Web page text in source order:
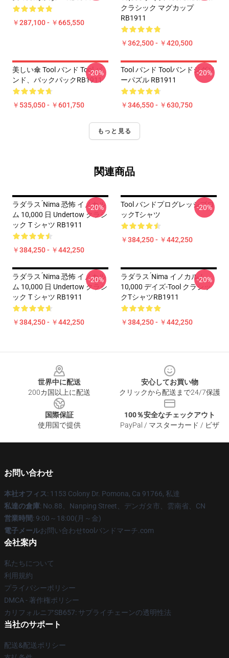
￥287,100 - ￥665,550
クラシック マグカップ
RB1911
￥362,500 - ￥420,500
美しい傘 Tool バンド Tool バ
ンド、バックパックRB1911
￥535,050 - ￥601,750
-20%
Tool バンド Toolバンドジグソ
ーパズル RB1911
￥346,550 - ￥630,750
-20%
もっと見る
関連商品
ラダラス ́nima 恐怖 イノカル
ム 10,000 日 Undertow クラシ
ック T シャツ RB1911
￥384,250 - ￥442,250
-20%
Tool バンドプログレッシブロ
ックTシャツ
￥384,250 - ￥442,250
-20%
ラダラス ́nima 恐怖 イノカル
ム 10,000 日 Undertow クラシ
ック T シャツ RB1911
￥384,250 - ￥442,250
-20%
ラダラス ́nima イノカルム
10,000 デイズ-Tool クラシッ
クTシャツRB1911
￥384,250 - ￥442,250
-20%
世界中に配送
200カ国以上に配送
安心してお買い物
クリックから配送まで24/7保護
国際保証
使用国で提供
100％安全なチェックアウト
PayPal / マスターカード / ビザ
お問い合わせ
本社オフィス: 1153 Colony Dr. Pomona, Ca 91766, 私達
私達の倉庫: No.88、Nanping Street、デンガタ市、雲南省、CN
営業時間: 9:00～18:00(月～金)
電子メールお問い合わせtoolバンドマーチ.com
会社案内
私たちについて
利用規約
プライバシーポリシー
DMCA - 著作権ポリシー
カリフォルニアSB657: サプライチェーンの透明性法
当社のサポート
配送&配送ポリシー